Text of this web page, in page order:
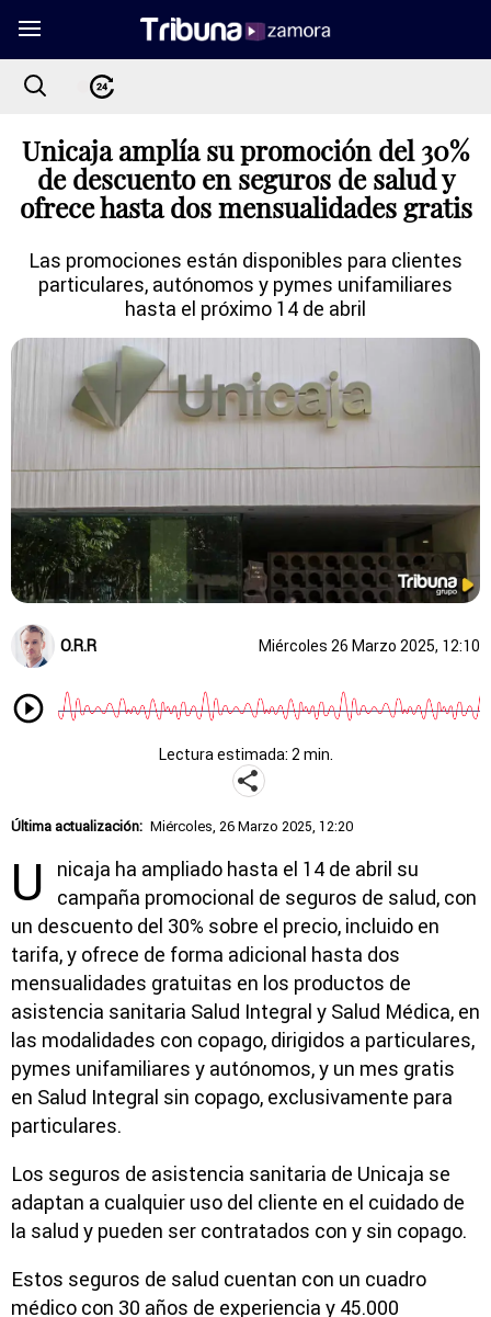
Unicaja amplía su promoción del 30%
de descuento en seguros de salud y
ofrece hasta dos mensualidades gratis
Las promociones están disponibles para clientes
particulares, autónomos y pymes unifamiliares
hasta el próximo 14 de abril
O.R.R Miércoles 26 Marzo 2025, 12:10
Lectura estimada: 2 min.
Última actualización: Miércoles, 26 Marzo 2025, 12:20
U
nicaja ha ampliado hasta el 14 de abril su
campaña promocional de seguros de salud, con
un descuento del 30% sobre el precio, incluido en
tarifa, y ofrece de forma adicional hasta dos
mensualidades gratuitas en los productos de
asistencia sanitaria Salud Integral y Salud Médica, en
las modalidades con copago, dirigidos a particulares,
pymes unifamiliares y autónomos, y un mes gratis
en Salud Integral sin copago, exclusivamente para
particulares.
Los seguros de asistencia sanitaria de Unicaja se
adaptan a cualquier uso del cliente en el cuidado de
la salud y pueden ser contratados con y sin copago.
Estos seguros de salud cuentan con un cuadro
médico con 30 años de experiencia y 45.000